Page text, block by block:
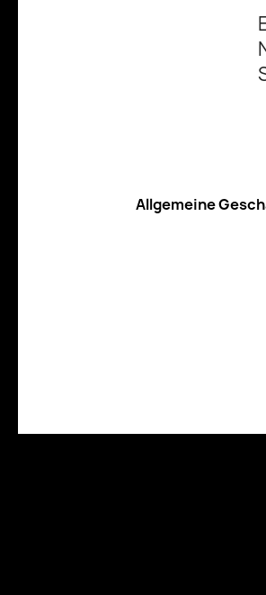
Allgemeine